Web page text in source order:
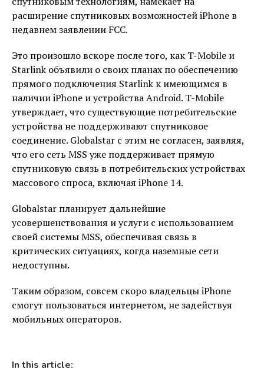
расширение спутниковых возможностей iPhone в
недавнем заявлении FCC.
Это произошло вскоре после того, как T-Mobile и
Starlink объявили о своих планах по обеспечению
прямого подключения Starlink к имеющимся в
наличии iPhone и устройства Android. T-Mobile
утверждает, что существующие потребительские
устройства не поддерживают спутниковое
соединение. Globalstar с этим не согласен, заявляя,
что его сеть MSS уже поддерживает прямую
спутниковую связь в потребительских устройствах
массового спроса, включая iPhone 14.
Globalstar планирует дальнейшие
усовершенствования и услуги с использованием
своей системы MSS, обеспечивая связь в
критических ситуациях, когда наземные сети
недоступны.
Таким образом, совсем скоро владельцы iPhone
смогут пользоваться интернетом, не задействуя
мобильных операторов.
In this article: